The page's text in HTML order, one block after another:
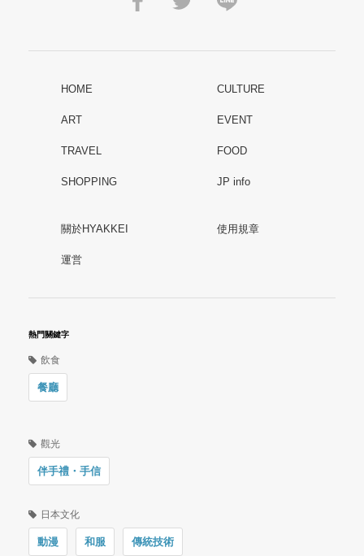
HOME CULTURE
ART EVENT
TRAVEL FOOD
SHOPPING JP info
關於HYAKKEI 使用規章
運営
熱門關鍵字
飲食
餐廳
觀光
伴手禮・手信
日本文化
動漫 和服 傳統技術